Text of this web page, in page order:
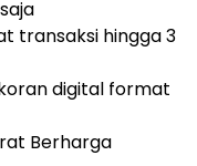
transaksi hingga 3
digital format
Berharga